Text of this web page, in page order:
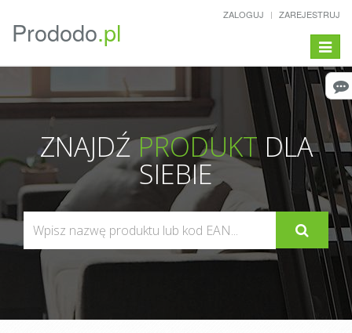
Prododo.pl
ZALOGUJ ZAREJESTRUJ
menu
ZNAJDŹPRODUKTDLA
SIEBIE